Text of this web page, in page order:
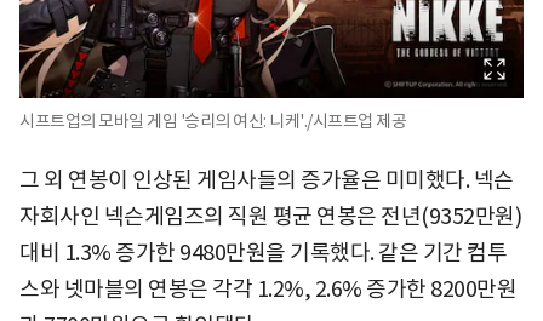
시프트업의 모바일 게임 '승리의 여신: 니케'./시프트업 제공
그 외 연봉이 인상된 게임사들의 증가율은 미미했다. 넥슨
자회사인 넥슨게임즈의 직원 평균 연봉은 전년(9352만원)
대비 1.3% 증가한 9480만원을 기록했다. 같은 기간 컴투
스와 넷마블의 연봉은 각각 1.2%, 2.6% 증가한 8200만원